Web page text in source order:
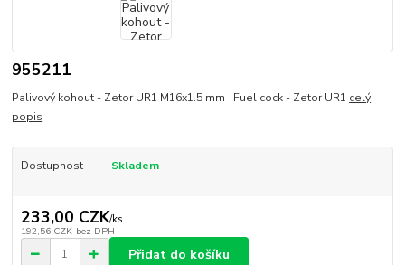
955211
Palivový kohout - Zetor UR1 M16x1.5 mm Fuel cock - Zetor UR1 celý
popis
Dostupnost Skladem
233,00 CZK/ks
192,56 CZK bez DPH
Přidat do košíku